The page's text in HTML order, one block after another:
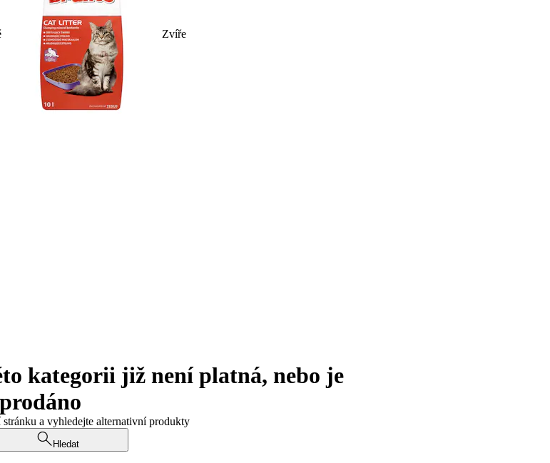
Zvíře
kategorii již není platná, nebo je
a vyhledejte alternativní produkty
Hledat